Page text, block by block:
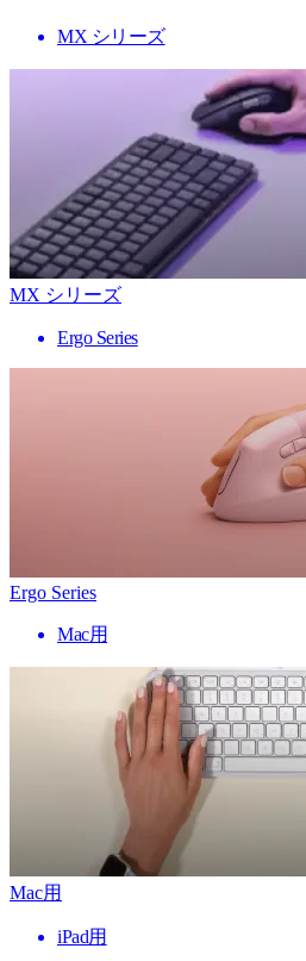
MX シリーズ
MX シリーズ
Ergo Series
Ergo Series
Mac用
Mac用
iPad用